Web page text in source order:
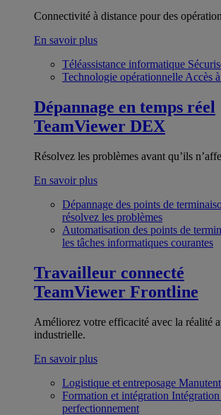
Connectivité à distance pour des
En savoir plus
Téléassistance informatique
Technologie opérationnelle Accès
Dépannage en temps réel
TeamViewer DEX
Résolvez les problèmes avant qu’ils
En savoir plus
Dépannage des points de
résolvez les problèmes
Automatisation des points de
les tâches informatiques courantes
Travailleur connecté
TeamViewer Frontline
Améliorez votre efficacité avec la réalité
industrielle.
En savoir plus
Logistique et entreposage
Formation et intégration
perfectionnement